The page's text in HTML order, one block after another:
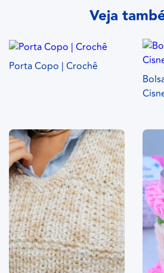
Veja
Porta Copo | Crochê